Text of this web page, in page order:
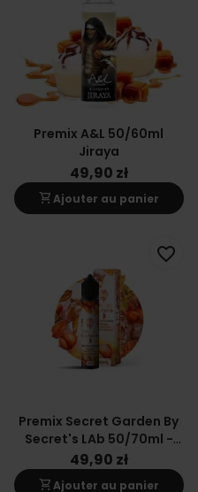
Premix A&L 50/60ml
Jiraya
49,90 zł
shopping_cartAjouter au panier
Premix Secret Garden By
Secret's LAb 50/70ml -
The Panther
49,90 zł
shopping_cartAjouter au panier
favorite_border